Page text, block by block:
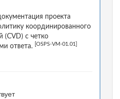
проекта
координированного
(CVD) с четко
ответа.
[OSPS-VM-01.01]